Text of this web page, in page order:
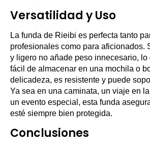
Versatilidad y Uso
La funda de Rieibi es perfecta tanto
profesionales como para aficionados.
y ligero no añade peso innecesario, lo
fácil de almacenar en una mochila o
delicadeza, es resistente y puede
Ya sea en una caminata, un viaje en
un evento especial, esta funda
esté siempre bien protegida.
Conclusiones